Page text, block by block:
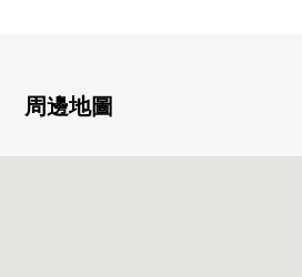
○ 在浴室，再加熱功能、換氣乾燥機有
周邊地圖